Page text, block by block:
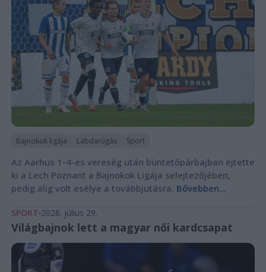
Bajnokok ligája Labdarúgás Sport
Az Aarhus 1-4-es vereség után büntetőpárbajban ejtette
ki a Lech Poznant a Bajnokok Ligája selejtezőjében,
pedig alig volt esélye a továbbjutásra. Bővebben...
SPORT 2026. július 29.
Világbajnok lett a magyar női kardcsapat